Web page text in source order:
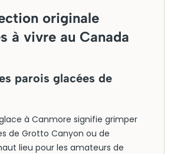
originale
à vivre au Canada
parois glacées de
à Canmore signifie grimper
de Grotto Canyon ou de
lieu pour les amateurs de